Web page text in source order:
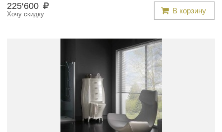
225′600 В корзину
Хочу скидку